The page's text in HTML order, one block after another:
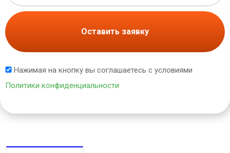
Оставить заявку
Нажимая на кнопку вы соглашаетесь с условиями
Политики конфиденциальности